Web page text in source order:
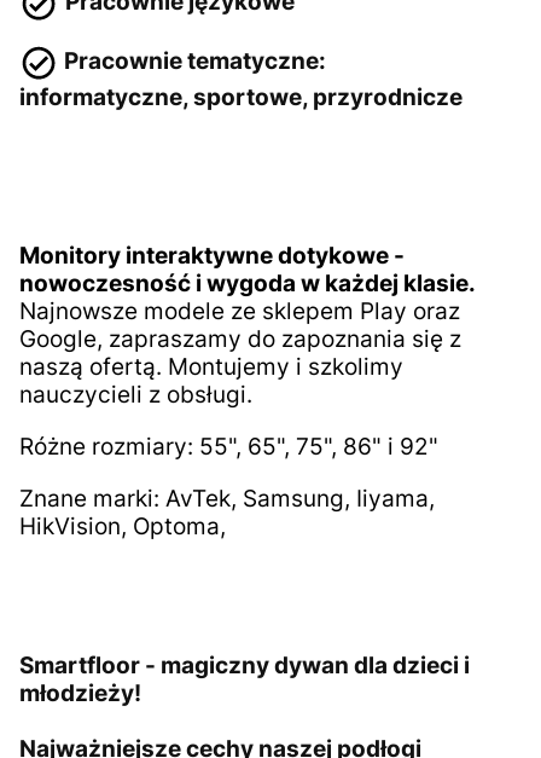
Pracownie tematyczne:
informatyczne, sportowe, przyrodnicze
Monitory interaktywne dotykowe -
nowoczesność i wygoda w każdej klasie.
Najnowsze modele ze sklepem Play oraz
Google, zapraszamy do zapoznania się z
naszą ofertą. Montujemy i szkolimy
nauczycieli z obsługi.
Różne rozmiary: 55", 65", 75", 86" i 92"
Znane marki: AvTek, Samsung, Iiyama,
HikVision, Optoma,
Smartfloor - magiczny dywan dla dzieci i
młodzieży!
Najważniejsze cechy naszej podłogi